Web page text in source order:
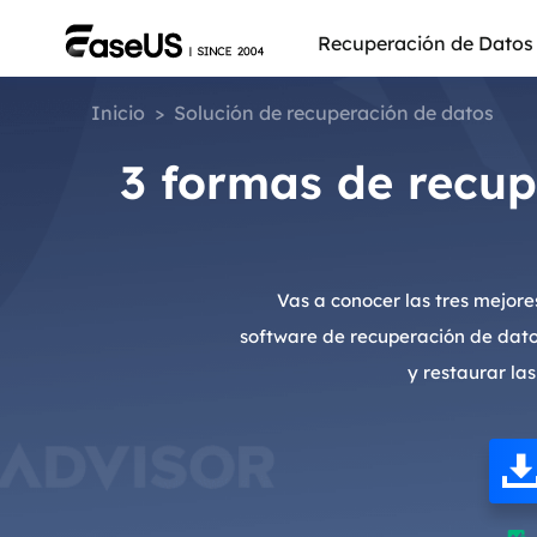
Recuperación de Datos
Más
Inicio > Solución de recuperación de datos
3 formas de
Vas a conocer las tres
software de recuperación de
y restaurar